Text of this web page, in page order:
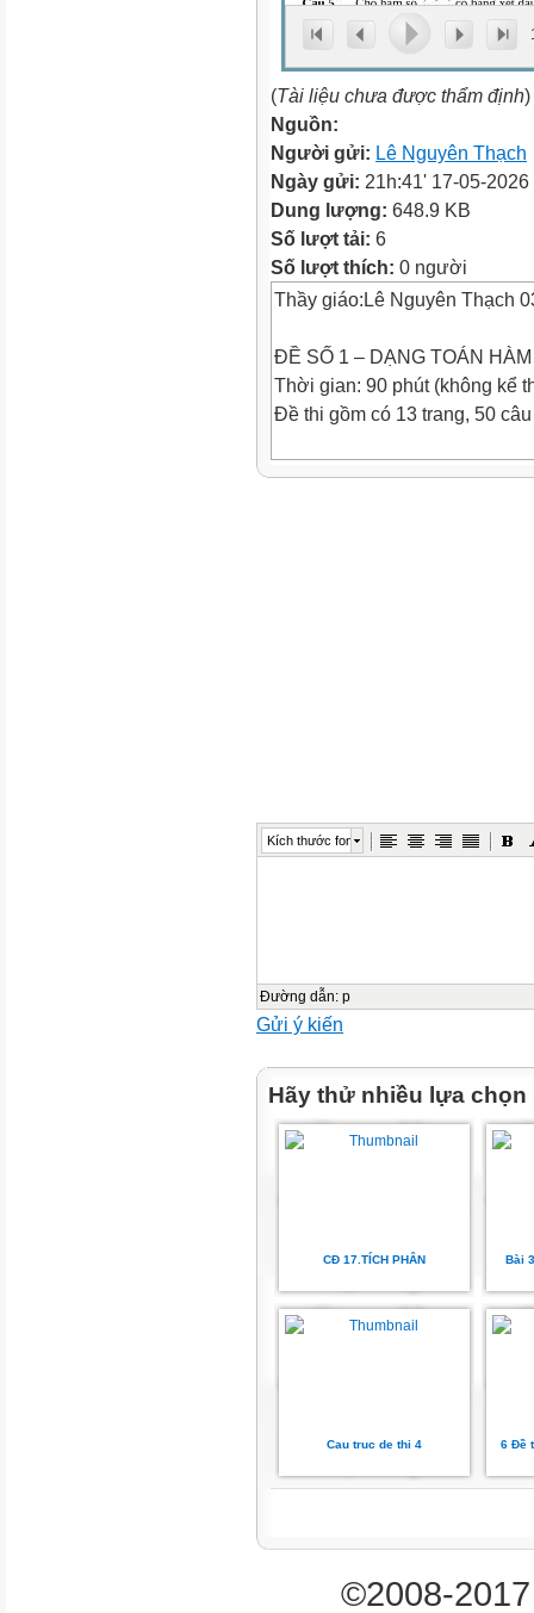
(Tài liệu chưa được thẩm định)
Nguồn:
Người gửi: Lê Nguyên Thạch
Ngày gửi: 21h:41' 17-05-2026
Dung lượng: 648.9 KB
Số lượt tải: 6
Số lượt thích: 0 người
Thầy giáo:Lê Nguyên Thạch
ĐỀ SỐ 1 – DẠNG TOÁN
Thời gian: 90 phút (không kể
Đề thi gồm có 13 trang, 50 câu
nghịch biến trên các khoảng
nghịch biến trên các khoảng
và
có đạo hàm
Kích thước font
Đường dẫn: p
Gửi ý kiến
Hãy thử nhiều lựa chọn
CĐ 17.TÍCH PHÂN Bài
Cau truc de thi 4 6 Đề
©2008-